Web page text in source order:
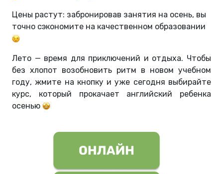
Цены растут: забронировав занятия на осень, вы
точно сэкономите на качественном образовании
Лето — время для приключений и отдыха. Чтобы
без хлопот возобновить ритм в новом учебном
году, жмите на кнопку и уже сегодня выбирайте
курс, который прокачает английский ребенка
осенью